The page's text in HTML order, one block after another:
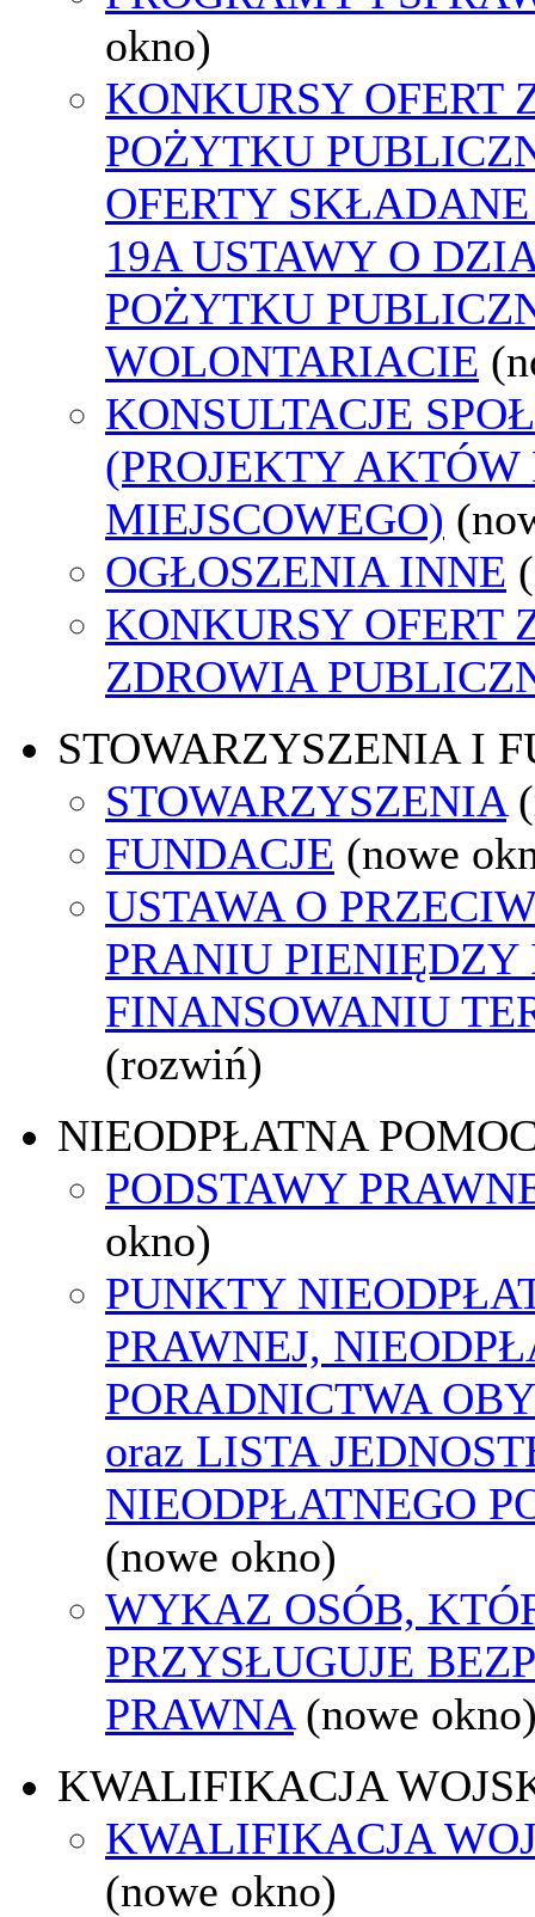
okno)
KONKURSY OFERT
POŻYTKU
OFERTY
19A USTAWY O
POŻYTKU
WOLONTARIACIE
KONSULTACJE
(PROJEKTY AKTÓW
MIEJSCOWEGO)
OGŁOSZENIA INNE
KONKURSY OFERT
ZDROWIA
STOWARZYSZENIA I
STOWARZYSZENIA
FUNDACJE (nowe
USTAWA O
PRANIU PIENIĘDZY
FINANSOWANIU
(rozwiń)
NIEODPŁATNA
PODSTAWY
okno)
PUNKTY
PRAWNEJ,
PORADNICTWA
oraz LISTA
NIEODPŁATNEGO
(nowe okno)
WYKAZ OSÓB,
PRZYSŁUGUJE
PRAWNA (nowe
KWALIFIKACJA
KWALIFIKACJA
(nowe okno)